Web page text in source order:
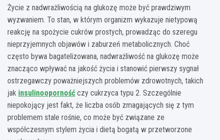
Życie z nadwrażliwością na glukozę może być prawdziwym
wyzwaniem. To stan, w którym organizm wykazuje nietypową
reakcję na spożycie cukrów prostych, prowadząc do szeregu
nieprzyjemnych objawów i zaburzeń metabolicznych. Choć
często bywa bagatelizowana, nadwrażliwość na glukozę może
znacząco wpływać na jakość życia i stanowić pierwszy sygnał
ostrzegawczy poważniejszych problemów zdrowotnych, takich
jak insulinooporność czy cukrzyca typu 2. Szczególnie
niepokojący jest fakt, że liczba osób zmagających się z tym
problemem stale rośnie, co może być związane ze
współczesnym stylem życia i dietą bogatą w przetworzone